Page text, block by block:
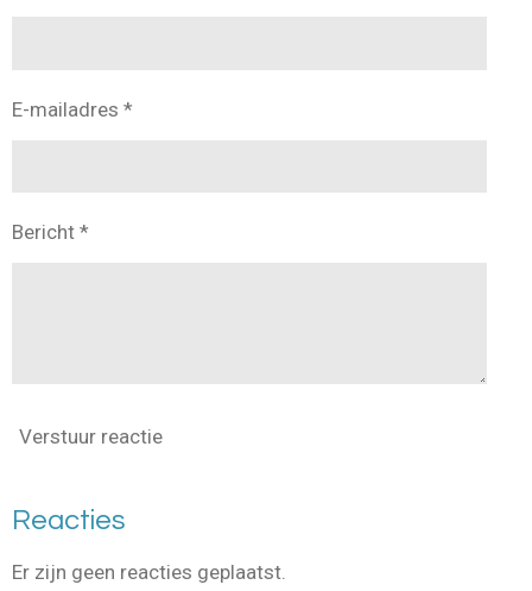
E-mailadres *
Bericht *
Verstuur reactie
Reacties
Er zijn geen reacties geplaatst.